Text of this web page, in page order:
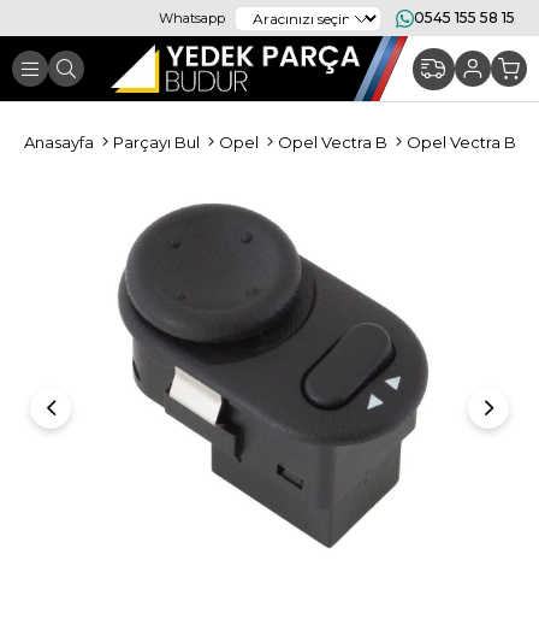
Whatsapp 0545 155 58 15
Anasayfa Parçayı Bul Opel Opel Vectra B Opel Vectra B